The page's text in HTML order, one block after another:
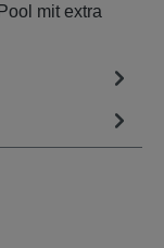
mit extra